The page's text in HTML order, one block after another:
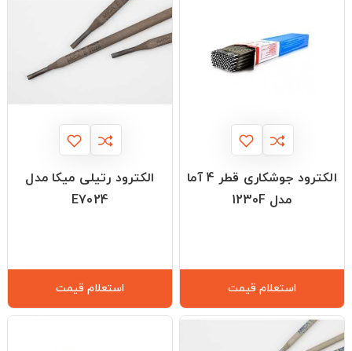
الکترود جوشکاری قطر 4 آما
مدل 1230F
استعلام قیمت
الکترود رتیلی میکا مدل
E7024
استعلام قیمت